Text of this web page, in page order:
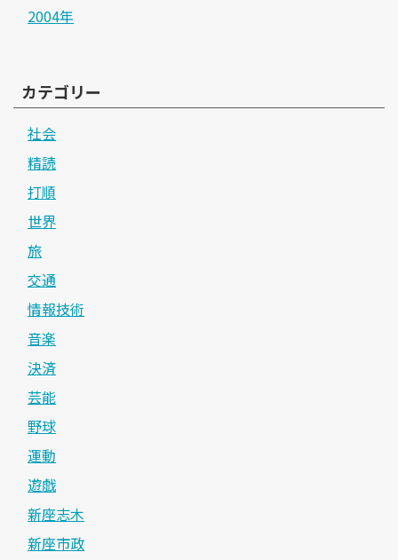
2004年
カテゴリー
社会
精読
打順
世界
旅
交通
情報技術
音楽
決済
芸能
野球
運動
遊戯
新座志木
新座市政